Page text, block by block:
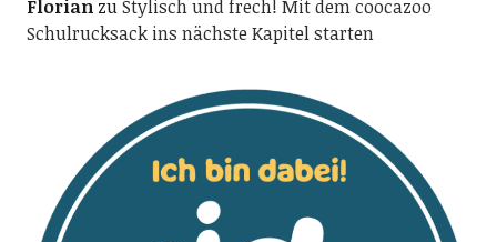
FlorianzuStylisch und frech! Mit dem coocazoo
Schulrucksack ins nächste Kapitel starten